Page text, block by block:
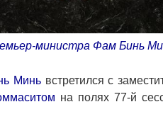
министра Фам Бинь
Миньвстретился с
на полях 77-й